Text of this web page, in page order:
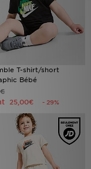
T-shirt/short
Bébé
25,00€ - 29%